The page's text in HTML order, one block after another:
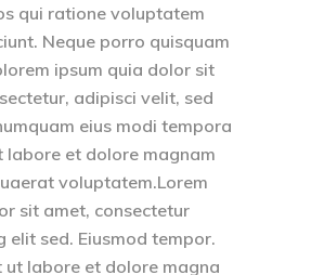
qui ratione voluptatem
Neque porro quisquam
ipsum quia dolor sit
adipisci velit, sed
eius modi tempora
labore et dolore magnam
voluptatem.Lorem
sit amet, consectetur
elit sed. Eiusmod tempor.
ut labore et dolore magna